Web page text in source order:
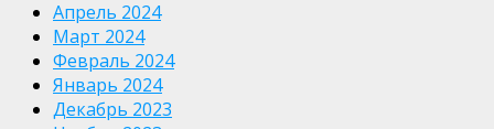
Апрель 2024
Март 2024
Февраль 2024
Январь 2024
Декабрь 2023